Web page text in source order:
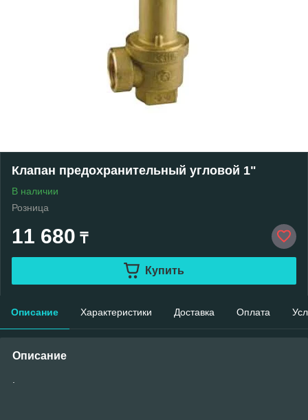
Клапан предохранительный угловой 1"
В наличии
Розница
11 680 ₸
Купить
Описание Характеристики Доставка Оплата
Описание